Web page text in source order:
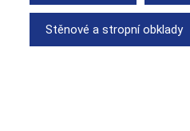
Stěnové a stropní obklady